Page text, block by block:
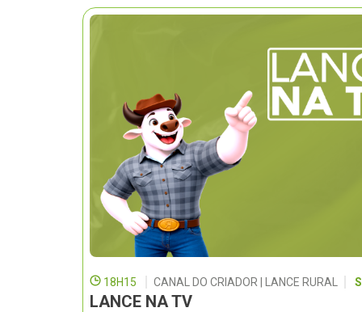
18H15 CANAL DO CRIADOR | LANCE RURAL
LANCE NA TV